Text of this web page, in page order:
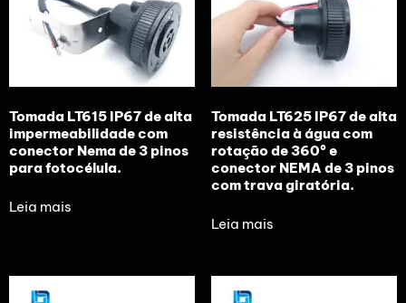
Tomada LT615 IP67 de alta
impermeabilidade com
conector Nema de 3 pinos
para fotocélula.
Leia mais
Tomada LT625 IP67 de alta
resistência à água com
rotação de 360° e
conector NEMA de 3 pinos
com trava giratória.
Leia mais